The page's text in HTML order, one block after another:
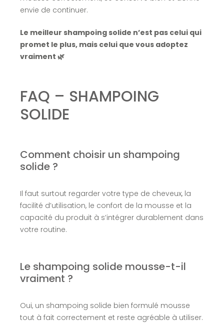
envie de continuer.
Le meilleur shampoing solide n’est pas celui qui
promet le plus, mais celui que vous adoptez
vraiment 🌿
FAQ – SHAMPOING
SOLIDE
Comment choisir un shampoing
solide ?
Il faut surtout regarder votre type de cheveux, la
facilité d’utilisation, le confort de la mousse et la
capacité du produit à s’intégrer durablement dans
votre routine.
Le shampoing solide mousse-t-il
vraiment ?
Oui, un shampoing solide bien formulé mousse
tout à fait correctement et reste agréable à utiliser.